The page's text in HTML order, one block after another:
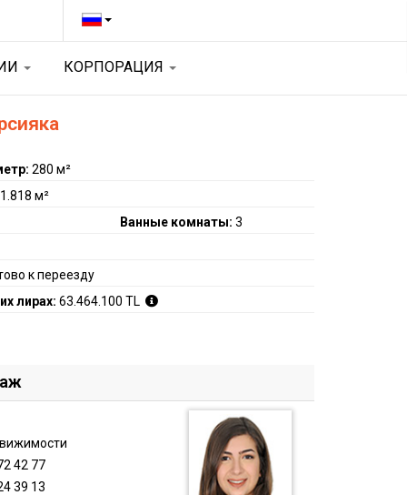
КОРПОРАЦИЯ
280 м²
1.818 м²
Ванные комнаты: 3
к переезду
лирах:63.464.100 TL
42 77
39 13